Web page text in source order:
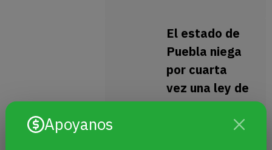
Apoyanos
El estado de
Puebla niega
por cuarta
vez una ley de
identidad de